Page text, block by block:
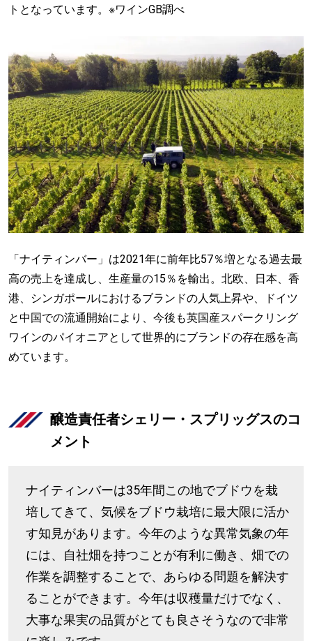
トとなっています。※ワインGB調べ
「ナイティンバー」は2021年に前年比57％増となる過去最
高の売上を達成し、生産量の15％を輸出。北欧、日本、香
港、シンガポールにおけるブランドの人気上昇や、ドイツ
と中国での流通開始により、今後も英国産スパークリング
ワインのパイオニアとして世界的にブランドの存在感を高
めています。
醸造責任者シェリー・スプリッグスのコ
メント
ナイティンバーは35年間この地でブドウを栽
培してきて、気候をブドウ栽培に最大限に活か
す知見があります。今年のような異常気象の年
には、自社畑を持つことが有利に働き、畑での
作業を調整することで、あらゆる問題を解決す
ることができます。今年は収穫量だけでなく、
大事な果実の品質がとても良さそうなので非常